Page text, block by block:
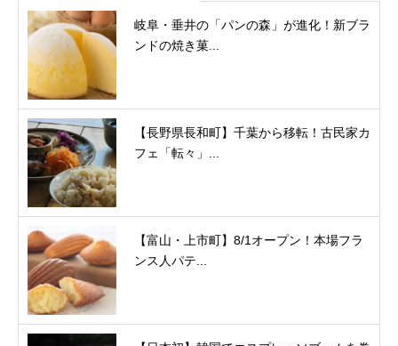
岐阜・垂井の「パンの森」が進化！新ブラ
ンドの焼き菓...
【長野県長和町】千葉から移転！古民家カ
フェ「転々」...
【富山・上市町】8/1オープン！本場フラ
ンス人パテ...